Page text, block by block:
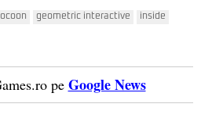
geometric interactive
inside
pe Google News